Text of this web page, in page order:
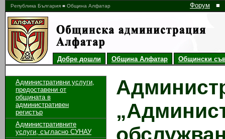
Република България ■ Община Алфатар Форум ■
Добре дошли Община Алфатар Общински
Административни услуги,
предоставени от
общината в
административен
регистър
Административните
услуги, съгласно СУНАУ